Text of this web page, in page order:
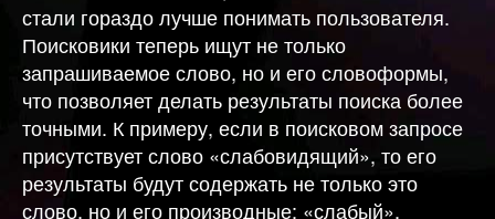
стали гораздо лучше понимать пользователя.
Поисковики теперь ищут не только
запрашиваемое слово, но и его словоформы,
что позволяет делать результаты поиска более
точными. К примеру, если в поисковом запросе
присутствует слово «слабовидящий», то его
результаты будут содержать не только это
слово, но и его производные: «слабый»,